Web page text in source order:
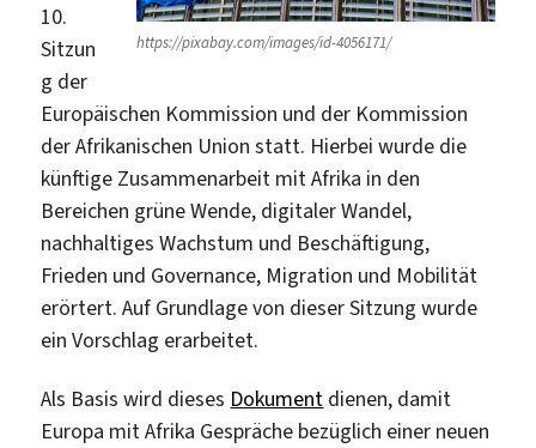
https://pixabay.com/images/id-4056171/
10.
Sitzun
g der
Europäischen Kommission und der Kommission
der Afrikanischen Union statt. Hierbei wurde die
künftige Zusammenarbeit mit Afrika in den
Bereichen grüne Wende, digitaler Wandel,
nachhaltiges Wachstum und Beschäftigung,
Frieden und Governance, Migration und Mobilität
erörtert. Auf Grundlage von dieser Sitzung wurde
ein Vorschlag erarbeitet.
Als Basis wird dieses Dokument dienen, damit
Europa mit Afrika Gespräche bezüglich einer neuen